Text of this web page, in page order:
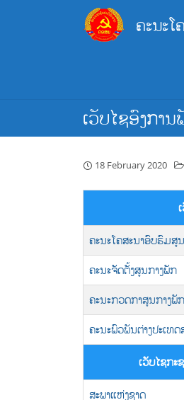
ຄະນະ
ເວັບໄຊອົງການ
18 February 2020
ຄະນະໂຄສະນາອົບຮົມສູ
ຄະນະຈັດຕັ້ງສູນກາງພັກ
ຄະນະກວດກາສູນກາງພັ
ຄະນະພົວພັນຕ່າງປະເທ
ເວັບໄຊກະ
ສະພາແຫ່ງຊາດ